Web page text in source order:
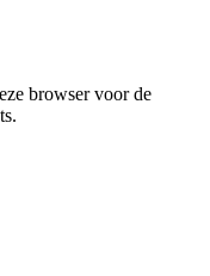
browser voor de